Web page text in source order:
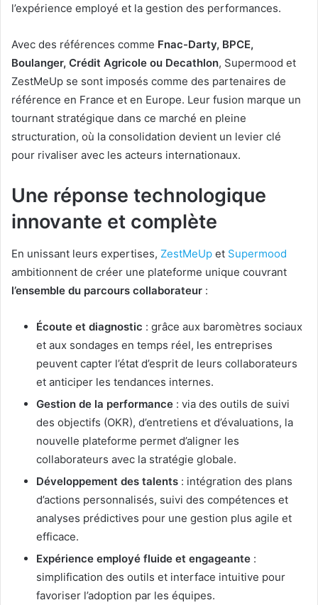
l’expérience employé et la gestion des performances.
Avec des références comme Fnac-Darty, BPCE,
Boulanger, Crédit Agricole ou Decathlon, Supermood et
ZestMeUp se sont imposés comme des partenaires de
référence en France et en Europe. Leur fusion marque un
tournant stratégique dans ce marché en pleine
structuration, où la consolidation devient un levier clé
pour rivaliser avec les acteurs internationaux.
Une réponse technologique
innovante et complète
En unissant leurs expertises, ZestMeUp et Supermood
ambitionnent de créer une plateforme unique couvrant
l’ensemble du parcours collaborateur :
Écoute et diagnostic : grâce aux baromètres sociaux
et aux sondages en temps réel, les entreprises
peuvent capter l’état d’esprit de leurs collaborateurs
et anticiper les tendances internes.
Gestion de la performance : via des outils de suivi
des objectifs (OKR), d’entretiens et d’évaluations, la
nouvelle plateforme permet d’aligner les
collaborateurs avec la stratégie globale.
Développement des talents : intégration des plans
d’actions personnalisés, suivi des compétences et
analyses prédictives pour une gestion plus agile et
efficace.
Expérience employé fluide et engageante :
simplification des outils et interface intuitive pour
favoriser l’adoption par les équipes.